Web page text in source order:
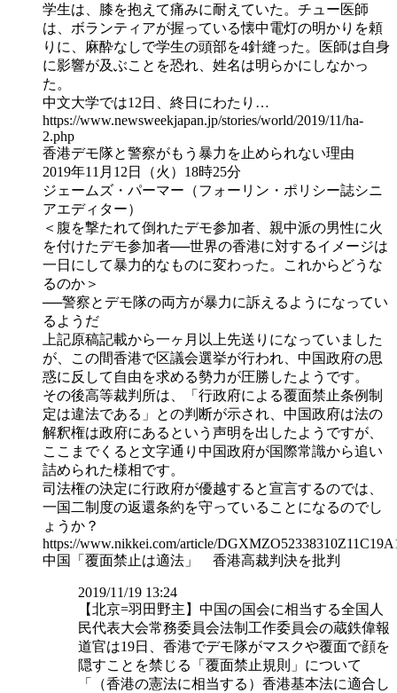
学生は、膝を抱えて痛みに耐えていた。チュー医師
は、ボランティアが握っている懐中電灯の明かりを頼
りに、麻酔なしで学生の頭部を4針縫った。医師は自身
に影響が及ぶことを恐れ、姓名は明らかにしなかっ
た。
中文大学では12日、終日にわたり…
https://www.newsweekjapan.jp/stories/world/2019/11/ha-
2.php
香港デモ隊と警察がもう暴力を止められない理由
2019年11月12日（火）18時25分
ジェームズ・パーマー（フォーリン・ポリシー誌シニ
アエディター）
＜腹を撃たれて倒れたデモ参加者、親中派の男性に火
を付けたデモ参加者──世界の香港に対するイメージは
一日にして暴力的なものに変わった。これからどうな
るのか＞
──警察とデモ隊の両方が暴力に訴えるようになってい
るようだ
上記原稿記載から一ヶ月以上先送りになっていました
が、この間香港で区議会選挙が行われ、中国政府の思
惑に反して自由を求める勢力が圧勝したようです。
その後高等裁判所は、「行政府による覆面禁止条例制
定は違法である」との判断が示され、中国政府は法の
解釈権は政府にあるという声明を出したようですが、
ここまでくると文字通り中国政府が国際常識から追い
詰められた様相です。
司法権の決定に行政府が優越すると宣言するのでは、
一国二制度の返還条約を守っていることになるのでし
ょうか？
https://www.nikkei.com/article/
中国「覆面禁止は適法」 香港高裁判決を批判
2019/11/19 13:24
【北京=羽田野主】中国の国会に相当する全国人
民代表大会常務委員会法制工作委員会の蔵鉄偉報
道官は19日、香港でデモ隊がマスクや覆面で顔を
隠すことを禁じる「覆面禁止規則」について
「（香港の憲法に相当する）香港基本法に適合し